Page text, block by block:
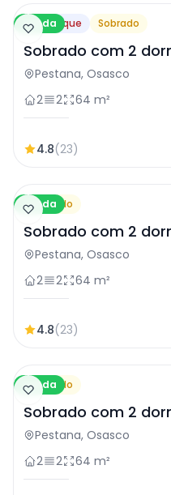
Venda
Destaque Sobrado
Sobrado com 2
Pestana, Osasco
2
2 64 m²
4.8(23)
Venda
Sobrado
Sobrado com 2
Pestana, Osasco
2
2 64 m²
4.8(23)
Venda
Sobrado
Sobrado com 2
Pestana, Osasco
2
2 64 m²